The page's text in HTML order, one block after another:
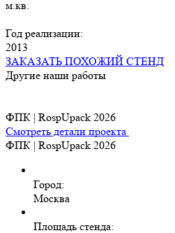
м.кв.
Год реализации:
2013
ЗАКАЗАТЬ ПОХОЖИЙ СТЕНД
Другие наши работы
ФПК | RospUpack 2026
Смотреть детали проекта
ФПК | RospUpack 2026
Город:
Москва
Площадь стенда: